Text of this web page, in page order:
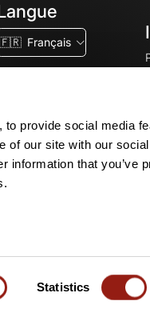
provide social media
of our site with our
that you’ve
Statistics
🇫🇷 Français
Créez un compte